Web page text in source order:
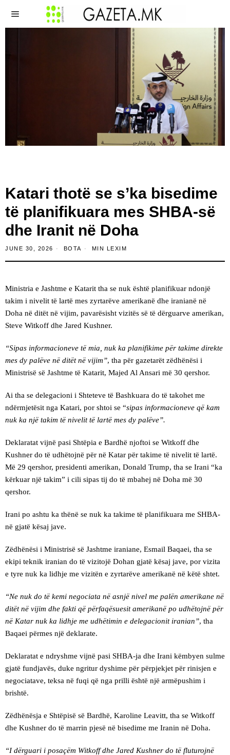
Katari thotë se s’ka bisedime
të planifikuara mes SHBA-së
dhe Iranit në Doha
JUNE 30, 2026 BOTA MIN LEXIM
Ministria e Jashtme e Katarit tha se nuk është planifikuar ndonjë
takim i nivelit të lartë mes zyrtarëve amerikanë dhe iranianë në
Doha në ditët në vijim, pavarësisht vizitës së të dërguarve amerikan,
Steve Witkoff dhe Jared Kushner.
“Sipas informacioneve të mia, nuk ka planifikime për takime direkte
mes dy palëve në ditët në vijim”, tha për gazetarët zëdhënësi i
Ministrisë së Jashtme të Katarit, Majed Al Ansari më 30 qershor.
Ai tha se delegacioni i Shteteve të Bashkuara do të takohet me
ndërmjetësit nga Katari, por shtoi se “sipas informacioneve që kam
nuk ka një takim të nivelit të lartë mes dy palëve”.
Deklaratat vijnë pasi Shtëpia e Bardhë njoftoi se Witkoff dhe
Kushner do të udhëtojnë për në Katar për takime të nivelit të lartë.
Më 29 qershor, presidenti amerikan, Donald Trump, tha se Irani “ka
kërkuar një takim” i cili sipas tij do të mbahej në Doha më 30
qershor.
Irani po ashtu ka thënë se nuk ka takime të planifikuara me SHBA-
në gjatë kësaj jave.
Zëdhënësi i Ministrisë së Jashtme iraniane, Esmail Baqaei, tha se
ekipi teknik iranian do të vizitojë Dohan gjatë kësaj jave, por vizita
e tyre nuk ka lidhje me vizitën e zyrtarëve amerikanë në këtë shtet.
“Ne nuk do të kemi negociata në asnjë nivel me palën amerikane në
ditët në vijim dhe fakti që përfaqësuesit amerikanë po udhëtojnë për
në Katar nuk ka lidhje me udhëtimin e delegacionit iranian”, tha
Baqaei përmes një deklarate.
Deklaratat e ndryshme vijnë pasi SHBA-ja dhe Irani këmbyen sulme
gjatë fundjavës, duke ngritur dyshime për përpjekjet për rinisjen e
negociatave, teksa në fuqi që nga prilli është një armëpushim i
brishtë.
Zëdhënësja e Shtëpisë së Bardhë, Karoline Leavitt, tha se Witkoff
dhe Kushner do të marrin pjesë në bisedime me Iranin në Doha.
“I dërguari i posaçëm Witkoff dhe Jared Kushner do të fluturojnë